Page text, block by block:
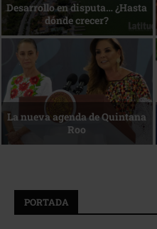
Bottega, un viaje servido a la
mesa
Reconocimiento de viajeros
PORTADA